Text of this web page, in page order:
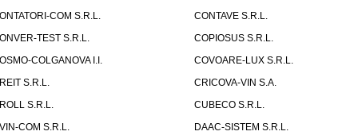
COM S.R.L.
CONTAVE S.R.L.
TEST S.R.L.
COPIOSUS S.R.L.
COLGANOVA I.I.
COVOARE-LUX S.R.L.
S.R.L.
CRICOVA-VIN S.A.
S.R.L.
CUBECO S.R.L.
COM S.R.L.
DAAC-SISTEM S.R.L.